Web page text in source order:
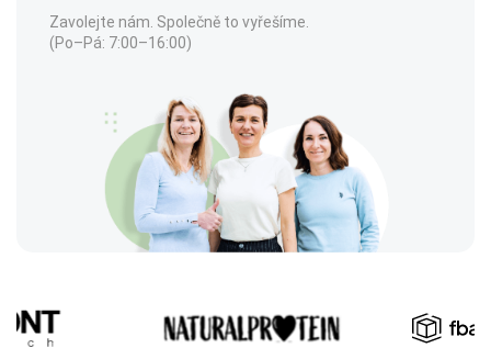
Zavolejte nám. Společně to vyřešíme.
(Po–Pá: 7:00–16:00)